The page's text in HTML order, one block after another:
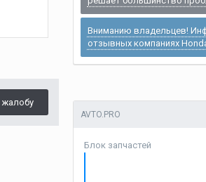
Вниманию владельцев!
отзывных компаниях
AVTO.PRO
Блок запчастей